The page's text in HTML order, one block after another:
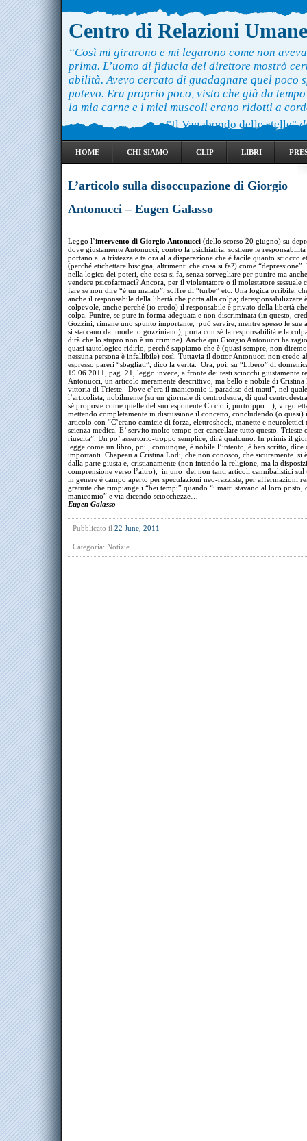
Centro di Relazioni Umane
“Così mi girarono e mi legarono come non
prima. L’uomo di fiducia del direttore mostrò
abilità. Avevo cercato di guadagnare quel poco
potevo. Era proprio poco, visto che già da
la mia carne e i miei muscoli erano ridotti a
"Il Vagabondo delle stelle"
HOME CHI SIAMO CLIP LIBRI
L’articolo sulla disoccupazione di Giorgio
Antonucci – Eugen Galasso
Leggo l’intervento di Giorgio Antonucci (dello scorso 20 giugno) su
dove giustamente Antonucci, contro la psichiatria, sostiene le
portano alla tristezza e talora alla disperazione che è facile quanto sciocco
(perché etichettare bisogna, altrimenti che cosa si fa?) come
nella logica dei poteri, che cosa si fa, senza sorvegliare per punire ma
vendere psicofarmaci? Ancora, per il violentatore o il molestatore sessuale
fare se non dire “è un malato”, soffre di “turbe” etc. Una logica orribile,
anche il responsabile della libertà che porta alla colpa; deresponsabilizzare
colpevole, anche perché (io credo) il responsabile è privato della libertà
colpa. Punire, se pure in forma adeguata e non discriminata (in questo,
Gozzini, rimane uno spunto importante, può servire, mentre spesso le sue
si staccano dal modello gozziniano), porta con sé la responsabilità e la
dirà che lo stupro non è un crimine). Anche qui Giorgio Antonucci ha
quasi tautologico ridirlo, perché sappiamo che è (quasi sempre, non
nessuna persona è infallibile) così. Tuttavia il dottor Antonucci non credo
espresso pareri “sbagliati”, dico la verità. Ora, poi, su “Libero” di
19.06.2011, pag. 21, leggo invece, a fronte dei testi sciocchi giustamente
Antonucci, un articolo meramente descrittivo, ma bello e nobile di Cristina
vittoria di Trieste. Dove c’era il manicomio il paradiso dei matti”, nel quale
l’articolista, nobilmente (su un giornale di centrodestra, di quel
sé proposte come quelle del suo esponente Ciccioli, purtroppo…),
mettendo completamente in discussione il concetto, concludendo (o quasi)
articolo con “C’erano camicie di forza, elettroshock, manette e neurolettici
scienza medica. E’ servito molto tempo per cancellare tutto questo. Trieste
riuscita”. Un po’ assertorio-troppo semplice, dirà qualcuno. In primis il
legge come un libro, poi , comunque, è nobile l’intento, è ben scritto, dice
importanti. Chapeau a Cristina Lodi, che non conosco, che sicuramente si
dalla parte giusta e, cristianamente (non intendo la religione, ma la
comprensione verso l’altro), in uno dei non tanti articoli cannibalistici sul
in genere è campo aperto per speculazioni neo-razziste, per affermazioni
gratuite che rimpiange i “bei tempi” quando “i matti stavano al loro posto,
manicomio” e via dicendo sciocchezze…
Eugen Galasso
Pubblicato il 22 June, 2011
Categoria: Notizie